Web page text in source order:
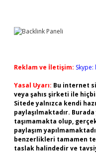
Reklam ve İletişim:
Yasal Uyarı: Bu internet
veya şahıs şirketi ile
Sitede yalnızca kendi
paylaşılmaktadır.
taşımamakta olup,
paylaşım
benzerlikleri tamamen
taslak halindedir ve